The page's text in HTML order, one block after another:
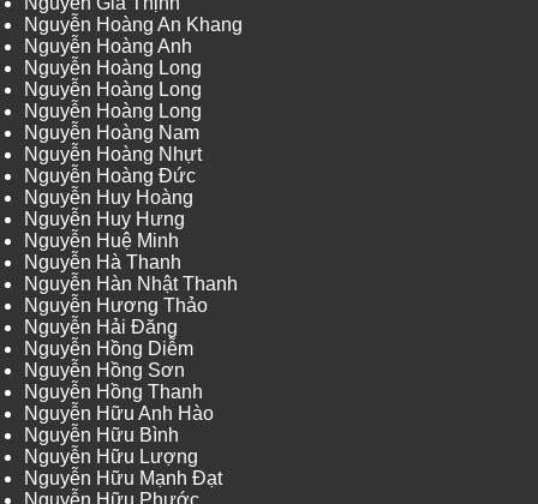
Nguyễn Hoàng An Khang
Nguyễn Hoàng Anh
Nguyễn Hoàng Long
Nguyễn Hoàng Long
Nguyễn Hoàng Long
Nguyễn Hoàng Nam
Nguyễn Hoàng Nhựt
Nguyễn Hoàng Đức
Nguyễn Huy Hoàng
Nguyễn Huy Hưng
Nguyễn Huệ Minh
Nguyễn Hà Thanh
Nguyễn Hàn Nhật Thanh
Nguyễn Hương Thảo
Nguyễn Hải Đăng
Nguyễn Hồng Diễm
Nguyễn Hồng Sơn
Nguyễn Hồng Thanh
Nguyễn Hữu Anh Hào
Nguyễn Hữu Bình
Nguyễn Hữu Lượng
Nguyễn Hữu Mạnh Đạt